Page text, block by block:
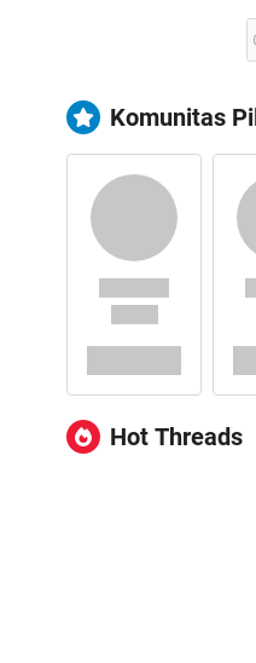
Komunitas
Hot Threads